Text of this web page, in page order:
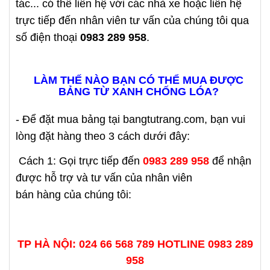
tác... có thể liên hệ với các nhà xe hoặc liên hệ
trực tiếp đến nhân viên tư vấn của chúng tôi qua
số điện thoại 0983 289 958.
LÀM THẾ NÀO BẠN CÓ THỂ MUA ĐƯỢC
BẢNG TỪ XANH CHỐNG LÓA?
- Để đặt mua bảng tại bangtutrang.com, bạn vui
lòng đặt hàng theo 3 cách dưới đây:
Cách 1: Gọi trực tiếp đến 0983 289 958 để nhận
được hỗ trợ và tư vấn của nhân viên
bán hàng của chúng tôi:
TP HÀ NỘI: 024 66 568 789 HOTLINE 0983 289
958